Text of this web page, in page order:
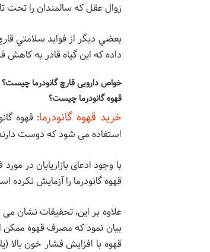
زوال عقل که سالمندان را تحت
بعضي دیگر از فوايد سلامتي
داده که اين گياه قادر به
خواص دارویی قارچ گانودرما چیست؟
قهوه گانودرما چیست؟
خرید قهوه گانودرما: قهوه
استفاده می شود که دوست دارند
با وجود ادعای بازاریابان در
قهوه گانودرما را آزمایش
بیان نمود که مصرف قهوه
قهوه با افزایش فشار خون